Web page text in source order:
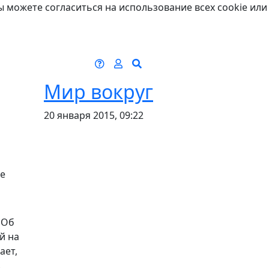
согласиться на использование всех cookie или
Мир вокруг
20 января 2015, 09:22
Об
на